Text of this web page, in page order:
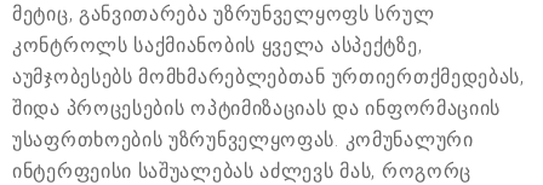
მეტიც, განვითარება უზრუნველყოფს სრულ
კონტროლს საქმიანობის ყველა ასპექტზე,
აუმჯობესებს მომხმარებლებთან ურთიერთქმედებას,
შიდა პროცესების ოპტიმიზაციას და ინფორმაციის
უსაფრთხოების უზრუნველყოფას. კომუნალური
ინტერფეისი საშუალებას აძლევს მას, როგორც